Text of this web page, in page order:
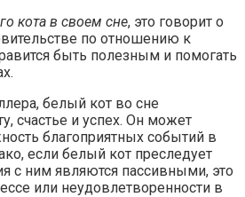
кота в своем сне, это говорит о
по отношению к
быть полезным и помогать
белый кот во сне
счастье и успех. Он может
благоприятных событий в
если белый кот преследует
с ним являются пассивными, это
или неудовлетворенности в